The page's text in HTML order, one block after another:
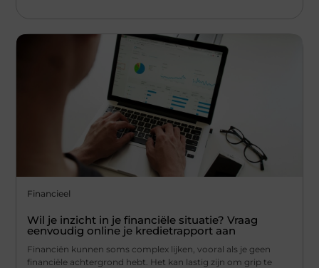
Financieel
Wil je inzicht in je financiële situatie? Vraag
eenvoudig online je kredietrapport aan
Financiën kunnen soms complex lijken, vooral als je geen
financiële achtergrond hebt. Het kan lastig zijn om grip te